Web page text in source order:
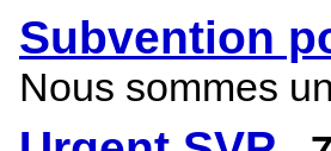
Subvention
Nous sommes